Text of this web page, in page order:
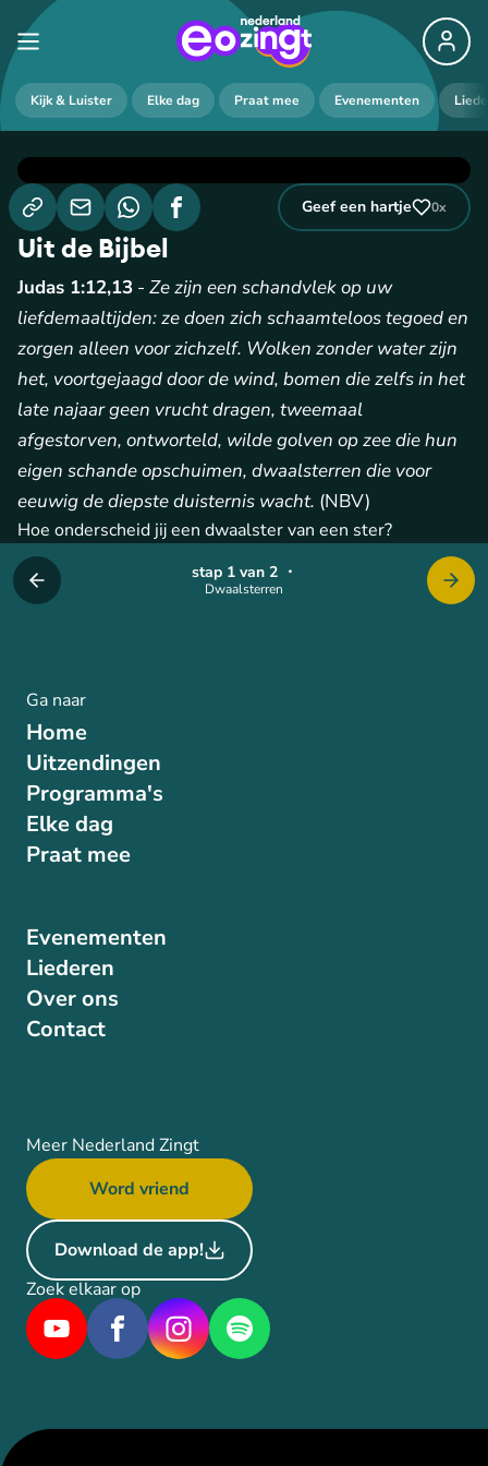
Kijk & Luister Elke dag Praat mee Evenementen
Dwaalsterren
stap 1 van 2・
Geef een hartje 0x
Uit de Bijbel
Judas 1:12,13 - Ze zijn een schandvlek op uw
liefdemaaltijden: ze doen zich schaamteloos tegoed en
zorgen alleen voor zichzelf. Wolken zonder water zijn
het, voortgejaagd door de wind, bomen die zelfs in het
late najaar geen vrucht dragen, tweemaal
afgestorven, ontworteld, wilde golven op zee die hun
eigen schande opschuimen, dwaalsterren die voor
eeuwig de diepste duisternis wacht. (NBV)
Hoe onderscheid jij een dwaalster van een ster?
Ga naar
Home
Uitzendingen
Programma's
Elke dag
Praat mee
Evenementen
Liederen
Over ons
Contact
Meer Nederland Zingt
Word vriend
Download de app!
Zoek elkaar op